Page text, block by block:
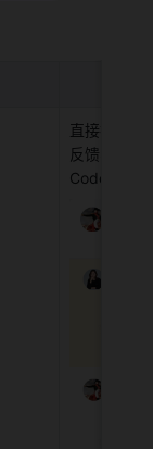
直接把飞书
反馈、
Code/